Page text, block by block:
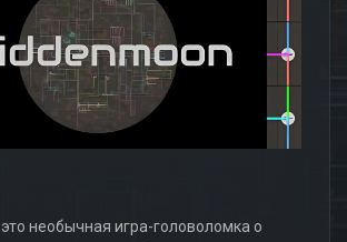
необычная игра-головоломка о